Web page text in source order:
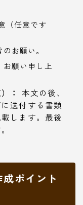
（任意です
お願い。
願い申し上
：
本文の後、
送付する書類
します。最後
成ポイント